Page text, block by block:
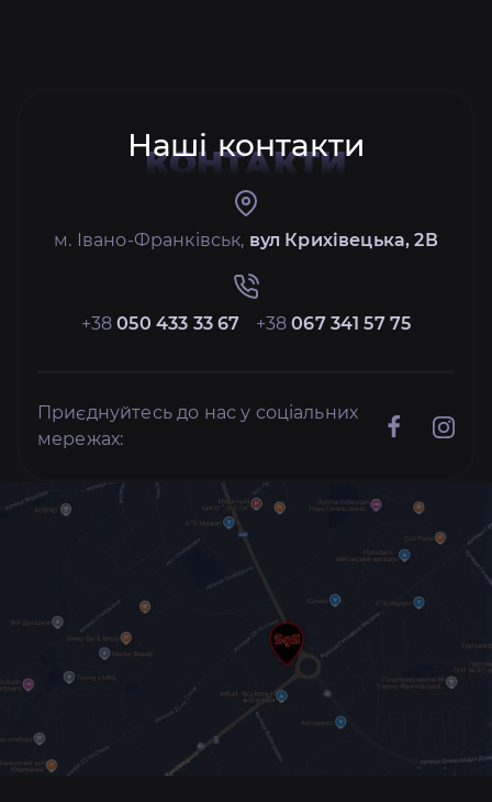
Наші контакти
КОНТАКТИ
м. Івано-Франківськ, вул Крихівецька, 2В
+38050 433 33 67 +38067 341 57 75
Приєднуйтесь до нас у соціальних
мережах: